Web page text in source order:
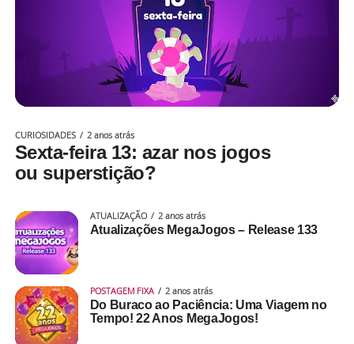
CURIOSIDADES 2 anos atrás
Sexta-feira 13: azar nos jogos
ou superstição?
ATUALIZAÇÃO 2 anos atrás
Atualizações MegaJogos – Release 133
POSTAGEM FIXA 2 anos atrás
Do Buraco ao Paciência: Uma Viagem no
Tempo! 22 Anos MegaJogos!